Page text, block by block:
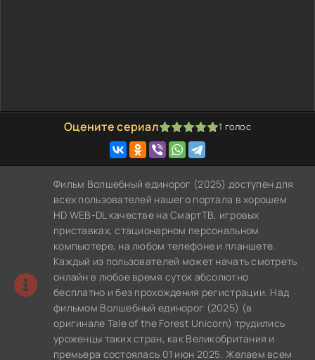
Оцените сериал
1 2 3 4 5 1 голос
Фильм Волшебный единорог (2025) доступен для
всех пользователей нашего портала в хорошем
HD WEB-DL качестве на СмартТВ, игровых
приставках, стационарном персональном
компьютере, на любом телефоне и планшете.
Каждый из пользователей может начать смотреть
онлайн в любое время суток абсолютно
бесплатно и без прохождения регистрации. Над
фильмом Волшебный единорог (2025) (в
оригинале Tale of the Forest Unicorn) трудились
уроженцы таких стран, как Великобритания и
премьера состоялась 01 июн 2025. Желаем всем